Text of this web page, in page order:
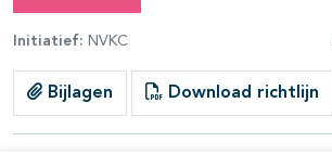
Initiatief: NVKC
Bijlagen Download richtlijn
open- en dichtklappen